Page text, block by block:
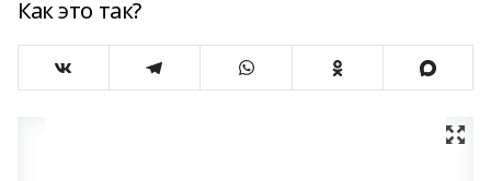
Как это так?